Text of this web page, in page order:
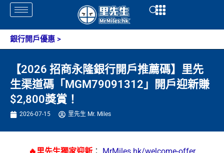
Skip
content
Open
銀行開戶優惠 >
【2026 招商永隆銀行開戶推薦碼】里先
生渠道碼「MGM79091312」開戶迎新賺
$2,800獎賞！
2026-07-15 里先生 Mr. Miles